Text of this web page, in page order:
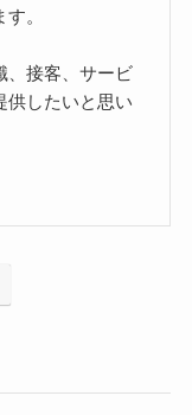
。
、接客、サービ
供したいと思い